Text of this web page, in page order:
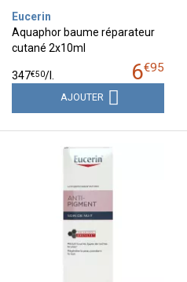
Eucerin
Aquaphor baume réparateur
cutané 2x10ml
6€95
347€50/
AJOUTER